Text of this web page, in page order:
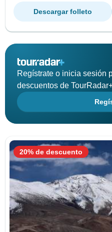
Descargar folleto
Regístrate o inicia sesión
descuentos de
20% de descuento